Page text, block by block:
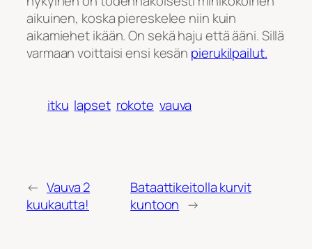
aikuinen, koska piereskelee niin kuin
aikamiehet ikään. On sekä haju että ääni. Sillä
varmaan voittaisi ensi kesän pierukilpailut.
itku lapset rokote vauva
← Vauva 2
kuukautta!
Bataattikeitolla kurvit
kuntoon →